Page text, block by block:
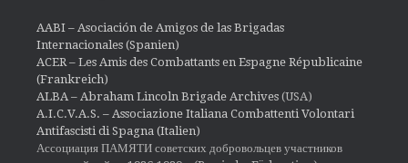
AABI – Asociación de Amigos de las Brigadas
Internacionales (Spanien)
ACER – Les Amis des Combattants en Espagne Républicaine
(Frankreich)
ALBA – Abraham Lincoln Brigade Archives (USA)
A.I.C.V.A.S. – Associazione Italiana Combattenti Volontari
Antifascisti di Spagna (Italien)
Ассоциация ПАМЯТИ советских добровольцев участников